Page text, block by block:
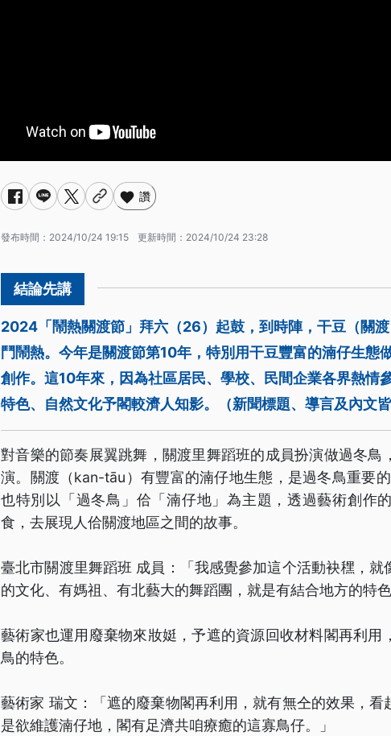
讚
發布時間： 2024/10/24 19:15 更新時間： 2024/10/24 23:28
2024「鬧熱關渡節」拜六（26）起鼓，到時陣，干豆（關
鬥鬧熱。今年是關渡節第10年，特別用干豆豐富的湳仔生態
創作。這10年來，因為社區居民、學校、民間企業各界熱情
特色、自然文化予閣較濟人知影。（新聞標題、導言及內文皆
對音樂的節奏展翼跳舞，關渡里舞蹈班的成員扮演做過冬鳥
演。關渡（kan-tāu）有豐富的湳仔地生態，是過冬鳥重要
也特別以「過冬鳥」佮「湳仔地」為主題，透過藝術創作
食，去展現人佮關渡地區之間的故事。
臺北市關渡里舞蹈班 成員：「我感覺參加這个活動袂䆀，
的文化、有媽祖、有北藝大的舞蹈團，就是有結合地方的特色
藝術家也運用廢棄物來妝娗，予遮的資源回收材料閣再利用
鳥的特色。
藝術家 瑞文：「遮的廢棄物閣再利用，就有無仝的效果，
是欲維護湳仔地，閣有足濟共咱療癒的這寡鳥仔。」